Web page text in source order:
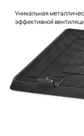
Уникальная
эффективной